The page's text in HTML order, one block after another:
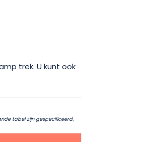
trek. U kunt ook
tabel zijn gespecificeerd.